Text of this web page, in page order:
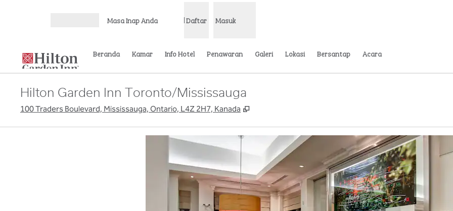
Masa Inap Anda Daftar Masuk
Beranda Kamar Info Hotel Penawaran Galeri Lokasi Bersantap Acara
Hilton Garden Inn Toronto/Mississauga
100 Traders Boulevard, Mississauga, Ontario, L4Z 2H7, Kanada ,